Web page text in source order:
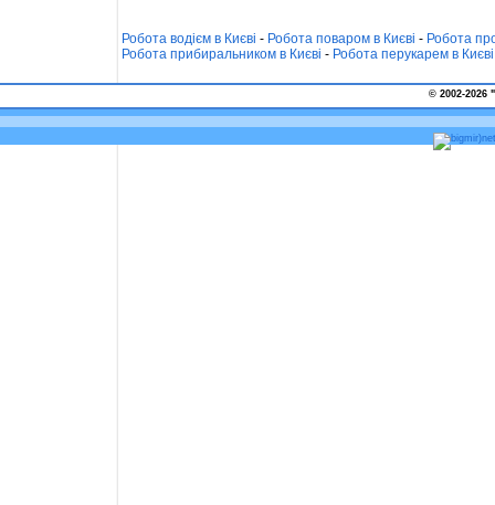
Робота водієм в Києві - Робота поваром в Києві - Робота
Робота прибиральником в Києві - Робота перукарем в Києві
© 2002-2026